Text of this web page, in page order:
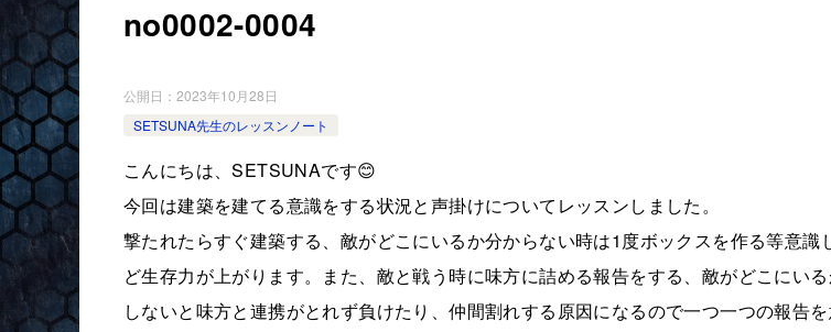
no0002-0004
公開日： 2023年10月28日
SETSUNA先生のレッスンノート
こんにちは、SETSUNAです😊
今回は建築を建てる意識をする状況と声掛けについてレッスンしました。
撃たれたらすぐ建築する、敵がどこにいるか分からない時は1度ボックスを作る等意識
ど生存力が上がります。また、敵と戦う時に味方に詰める報告をする、敵がどこにい
しないと味方と連携がとれず負けたり、仲間割れする原因になるので一つ一つの報告